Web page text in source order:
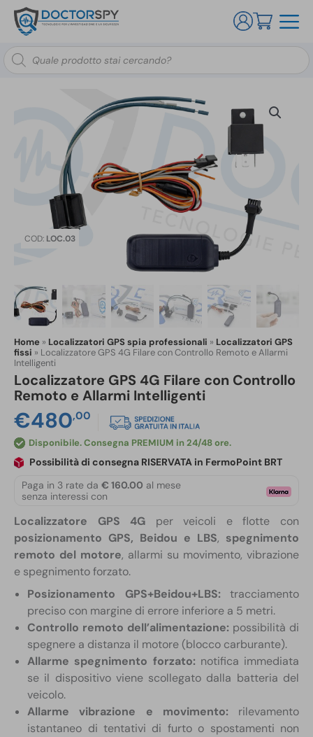
Ricerca
prodotti
COD: LOC.03
Home » Localizzatori GPS spia professionali » Localizzatori GPS
fissi » Localizzatore GPS 4G Filare con Controllo Remoto e Allarmi
Intelligenti
Localizzatore GPS 4G Filare con Controllo
Remoto e Allarmi Intelligenti
€480,00
Disponibile
Possibilità di consegna RISERVATA in FermoPoint BRT
Paga in 3 rate da € 160.00 al mese
senza interessi con
Localizzatore GPS 4G per veicoli e flotte con
posizionamento GPS, Beidou e LBS, spegnimento
remoto del motore, allarmi su movimento, vibrazione
e spegnimento forzato.
Posizionamento GPS+Beidou+LBS: tracciamento
preciso con margine di errore inferiore a 5 metri.
Controllo remoto dell’alimentazione: possibilità di
spegnere a distanza il motore (blocco carburante).
Allarme spegnimento forzato: notifica immediata
se il dispositivo viene scollegato dalla batteria del
veicolo.
Allarme vibrazione e movimento: rilevamento
istantaneo di tentativi di furto o spostamenti non